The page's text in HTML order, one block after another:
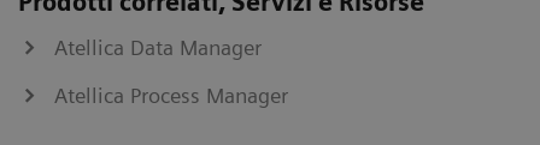
Atellica Data Manager
Atellica Process Manager